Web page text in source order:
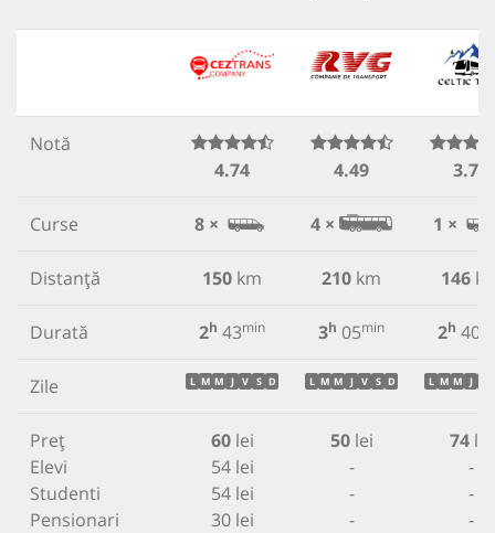
Notă
4.74
4.49 3.71
Curse 8 × 4 × 1 ×
Distanță 150 km 210 km 146
Durată 2h 43min 3h 05min 2h 40
Zile L M M J V S D L M M J V S D L M M J
Preț
Elevi
Studenti
Pensionari
60lei
54 lei
54 lei
30 lei
50lei
-
-
-
74lei
-
-
-